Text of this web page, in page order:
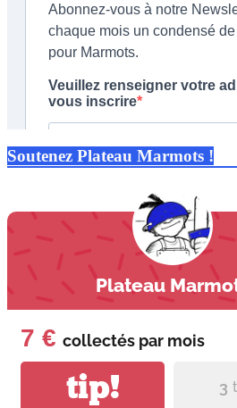
Soutenez Plateau Marmots !
Plateau
7 € collectés par mois
tip! 3